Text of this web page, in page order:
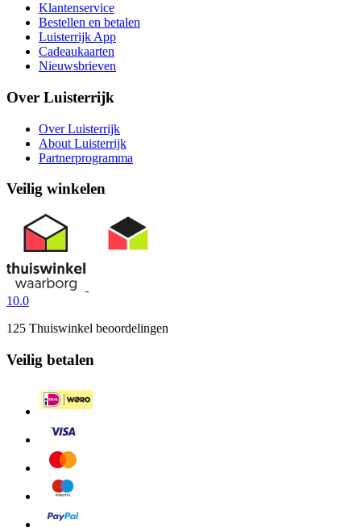
Klantenservice
Bestellen en betalen
Luisterrijk App
Cadeaukaarten
Nieuwsbrieven
Over Luisterrijk
Over Luisterrijk
About Luisterrijk
Partnerprogramma
Veilig winkelen
10.0
125 Thuiswinkel beoordelingen
Veilig betalen